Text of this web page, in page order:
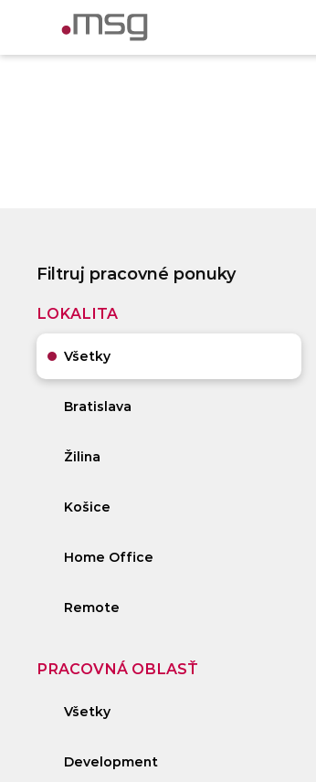
Filtruj pracovné ponuky
LOKALITA
Všetky
Bratislava
Žilina
Košice
Home Office
Remote
PRACOVNÁ OBLASŤ
Všetky
Development